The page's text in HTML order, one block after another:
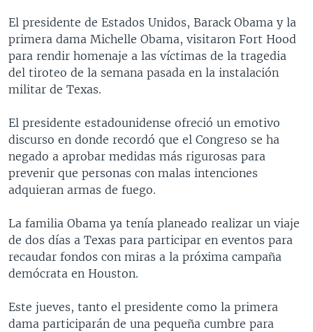
FORO [RADIO]
DEPORTIVO INTERNACIONAL
Idiomas
El presidente de Estados Unidos, Barack Obama y la
primera dama Michelle Obama, visitaron Fort Hood
para rendir homenaje a las víctimas de la tragedia
del tiroteo de la semana pasada en la instalación
militar de Texas.
El presidente estadounidense ofreció un emotivo
discurso en donde recordó que el Congreso se ha
negado a aprobar medidas más rigurosas para
prevenir que personas con malas intenciones
adquieran armas de fuego.
La familia Obama ya tenía planeado realizar un viaje
de dos días a Texas para participar en eventos para
recaudar fondos con miras a la próxima campaña
demócrata en Houston.
Este jueves, tanto el presidente como la primera
dama participarán de una pequeña cumbre para